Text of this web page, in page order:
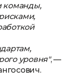
команды,
уровня", —